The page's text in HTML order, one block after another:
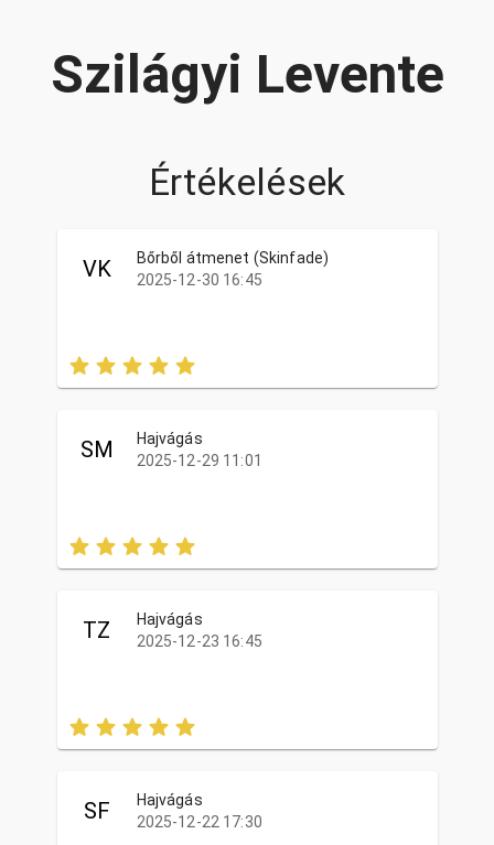
Szilágyi Levente
Értékelések
VK
Bőrből átmenet (Skinfade)
2025-12-30 16:45
SM
Hajvágás
2025-12-29 11:01
TZ
Hajvágás
2025-12-23 16:45
SF
Hajvágás
2025-12-22 17:30